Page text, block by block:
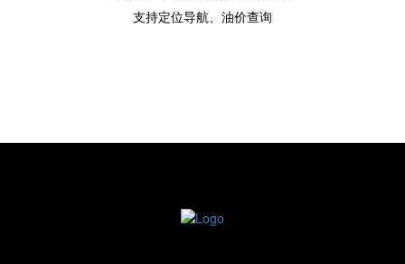
支持定位导航、油价查询